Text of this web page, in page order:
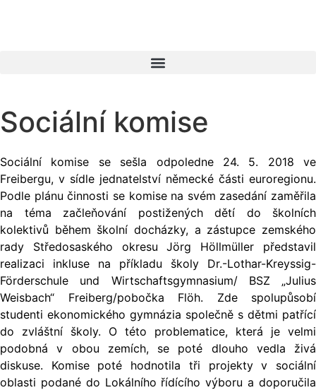
Sociální komise
Sociální komise se sešla odpoledne 24. 5. 2018 ve
Freibergu, v sídle jednatelství německé části euroregionu.
Podle plánu činnosti se komise na svém zasedání zaměřila
na téma začleňování postižených dětí do školních
kolektivů během školní docházky, a zástupce zemského
rady Středosaského okresu Jörg Höllmüller představil
realizaci inkluse na příkladu školy Dr.-Lothar-Kreyssig-
Förderschule und Wirtschaftsgymnasium/ BSZ „Julius
Weisbach“ Freiberg/pobočka Flöh. Zde spolupůsobí
studenti ekonomického gymnázia společně s dětmi patřící
do zvláštní školy. O této problematice, která je velmi
podobná v obou zemích, se poté dlouho vedla živá
diskuse. Komise poté hodnotila tři projekty v sociální
oblasti podané do Lokálního řídícího výboru a doporučila